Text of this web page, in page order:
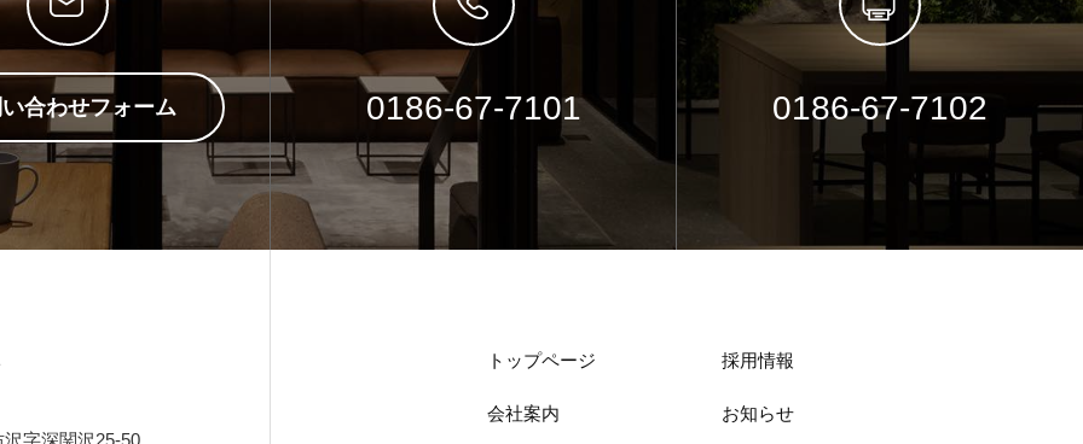
合わせフォーム 0186-67-7101 0186-67-7102
トップページ
会社案内
採用情報
お知らせ